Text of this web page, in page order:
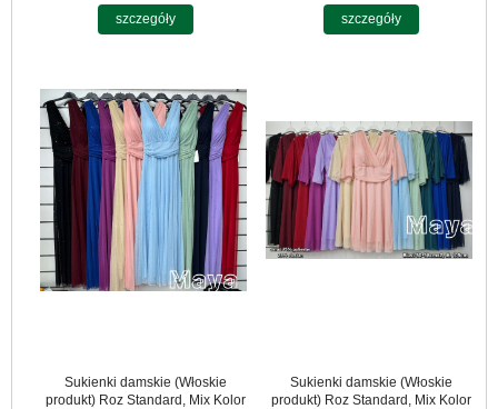
szczegóły szczegóły
Sukienki damskie (Włoskie
produkt) Roz Standard, Mix Kolor
Sukienki damskie (Włoskie
produkt) Roz Standard, Mix Kolor